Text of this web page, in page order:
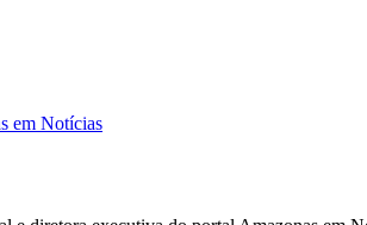
em Notícias